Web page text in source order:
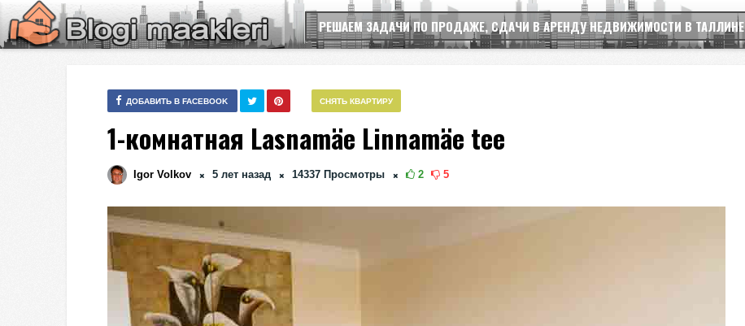
РЕШАЕМ ЗАДАЧИ ПО ПРОДАЖЕ, СДАЧИ В АРЕНДУ НЕДВИЖИМОСТИ В ТАЛЛИНЕ
СНЯТЬ КВАРТИРУ
ДОБАВИТЬ В FACEBOOK
1-комнатная Lasnamäe Linnamäe tee
Igor Volkov 5 лет назад 14337 Просмотры 2 5